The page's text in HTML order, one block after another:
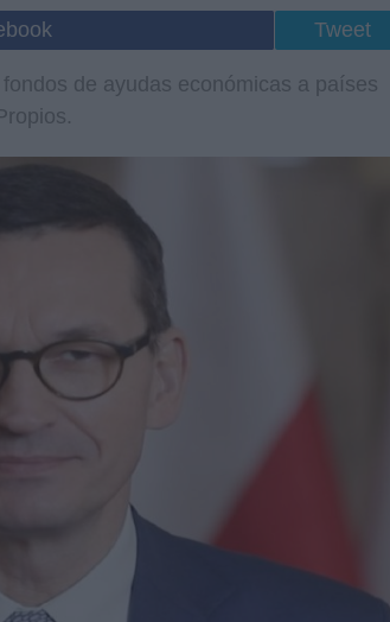
Tweet
de ayudas económicas a países